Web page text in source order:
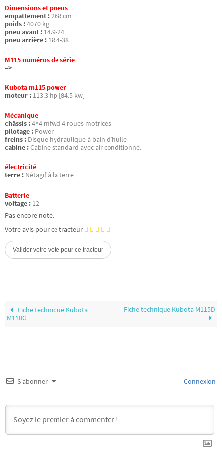
Dimensions et pneus
empattement :268 cm
poids :4070 kg
pneu avant : 14.9-24
pneu arrière : 18.4-38
M115 numéros de série
–>
Kubota m115 power
moteur : 113.3 hp [84.5 kw]
Mécanique
châssis :4×4 mfwd 4 roues motrices
pilotage : Power
freins : Disque hydraulique à bain d’huile
cabine :Cabine standard avec air conditionné.
électricité
terre : Nétagif à la terre
Batterie
voltage : 12
Pas encore noté.
Votre avis pour ce tracteur
Fiche technique Kubota
M110G
Fiche technique Kubota M115D
S’abonner Connexion